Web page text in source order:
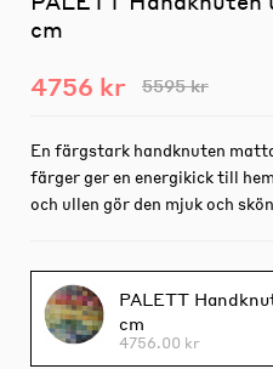
cm
4756 kr 5595 kr
En färgstark handknuten
färger ger en energikick till
och ullen gör den mjuk och
PALETT
cm
4756.00 kr